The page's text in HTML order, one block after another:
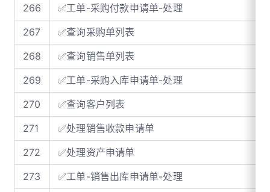
266
✅工单-采购付款申请单-处理
267
✅查询采购单列表
268
✅查询销售单列表
269
✅工单-采购入库申请单-处理
270
✅查询客户列表
271
✅处理销售收款申请单
272
✅处理资产申请单
273
✅工单-销售出库申请单-处理